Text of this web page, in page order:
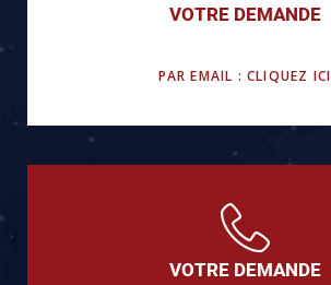
VOTRE DEMANDE
PAR EMAIL : CLIQUEZ ICI
VOTRE DEMANDE